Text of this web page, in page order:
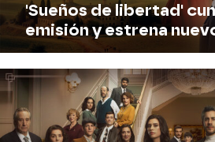
'Sueños de libertad'
emisión y estrena
NO TE PIERDAS LA NUEVA
Facebook